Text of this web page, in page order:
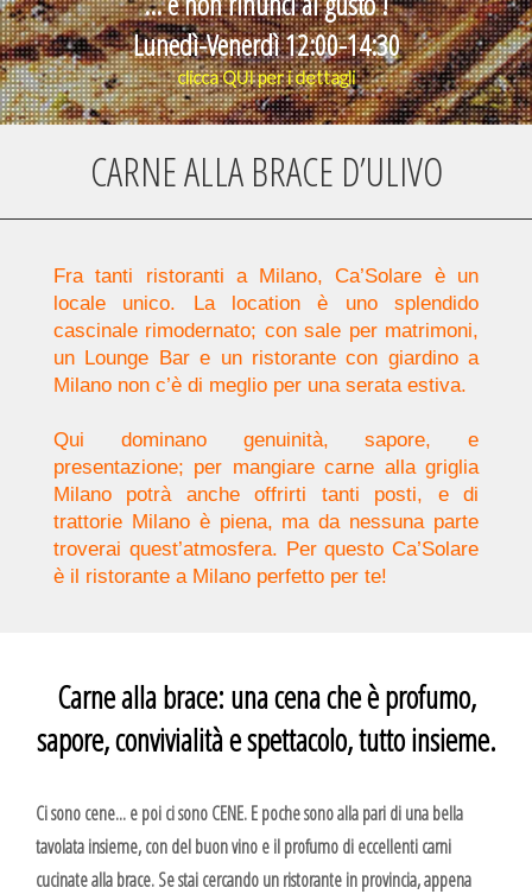
Lunedì-Venerdì 12:00-14:30
cliccaQUIper i dettagli
CARNE ALLA BRACE D’ULIVO
Fra tanti ristoranti a Milano, Ca’Solare è un
locale unico. La location è uno splendido
cascinale rimodernato; con sale per matrimoni,
un Lounge Bar e un ristorante con giardino a
Milano non c’è di meglio per una serata estiva.
Qui dominano genuinità, sapore, e
presentazione; per mangiare carne alla griglia
Milano potrà anche offrirti tanti posti, e di
trattorie Milano è piena, ma da nessuna parte
troverai quest’atmosfera. Per questo Ca’Solare
è il ristorante a Milano perfetto per te!
Carne alla brace: una cena che è profumo,
sapore, convivialità e spettacolo, tutto insieme.
Ci sono cene... e poi ci sono CENE. E poche sono alla pari di una bella
tavolata insieme, con del buon vino e il profumo di eccellenti carni
cucinate alla brace. Se stai cercando un ristorante in provincia, appena